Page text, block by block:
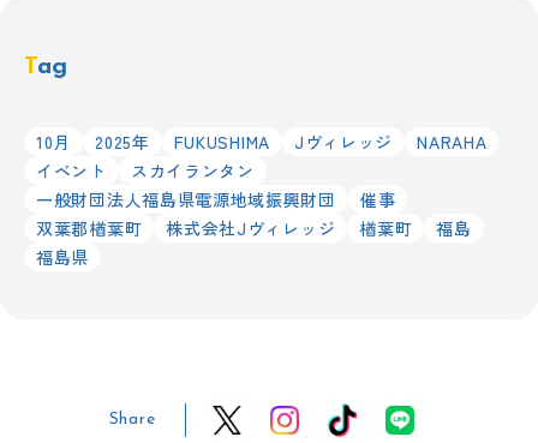
Tag
10月 2025年 FUKUSHIMA Jヴィレッジ
NARAHA
イベント
スカイランタン
一般財団法人福島県電源地域振興財団
催事
双葉郡楢葉町
株式会社Jヴィレッジ 楢葉町
福島
福島県
Share